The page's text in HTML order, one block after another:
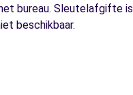
bureau. Sleutelafgifte is
beschikbaar.